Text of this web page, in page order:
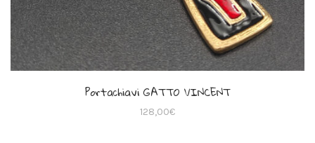
Portachiavi GATTO VINCENT
128,00€